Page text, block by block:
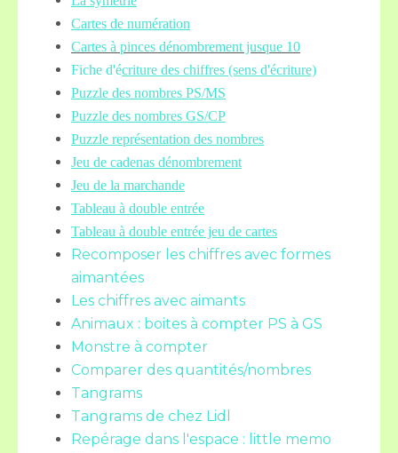
Cartes de numération
Cartes à pinces dénombrement jusque 10
Fiche d'écriture des chiffres (sens d'écriture)
Puzzle des nombres PS/MS
Puzzle des nombres GS/CP
Puzzle représentation des nombres
Jeu de cadenas dénombrement
Jeu de la marchande
Tableau à double entrée
Tableau à double entrée jeu de cartes
Recomposer les chiffres avec formes
aimantées
Les chiffres avec aimants
Animaux : boites à compter PS à GS
Monstre à compter
Comparer des quantités/nombres
Tangrams
Tangrams de chez Lidl
Repérage dans l'espace : little memo